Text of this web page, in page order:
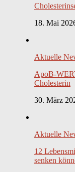
18. Mai
Aktuelle
ApoB-
Cholesterin
30. März
Aktuelle
12
senken